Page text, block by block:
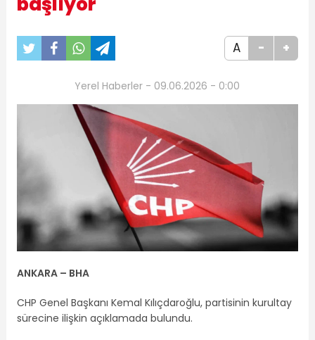
A - +
Yerel Haberler - 09.06.2026 - 0:00
ANKARA – BHA
CHP Genel Başkanı Kemal Kılıçdaroğlu, partisinin kurultay
sürecine ilişkin açıklamada bulundu.